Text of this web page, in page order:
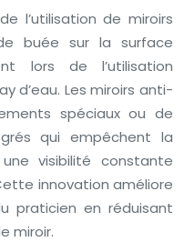
l’utilisation de miroirs
buée sur la surface
lors de l’utilisation
d’eau. Les miroirs anti-
spéciaux ou de
qui empêchent la
visibilité constante
innovation améliore
praticien en réduisant
miroir.